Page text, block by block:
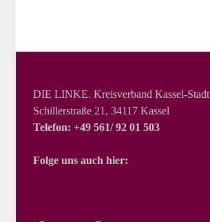
DIE LINKE. Kreisverband Kassel-Stadt
Schillerstraße 21, 34117 Kassel
Telefon: +49 561/ 92 01 503
Folge uns auch hier: